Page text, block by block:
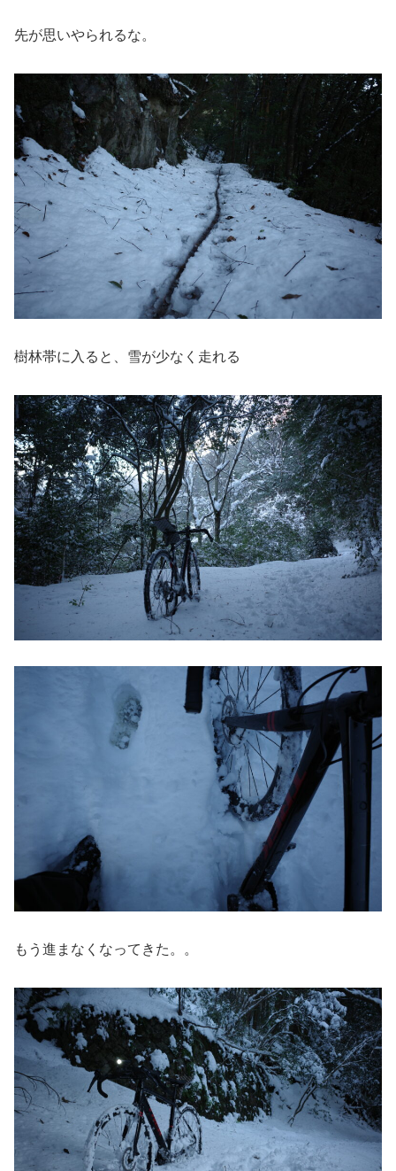
先が思いやられるな。
樹林帯に入ると、雪が少なく走れる
もう進まなくなってきた。。